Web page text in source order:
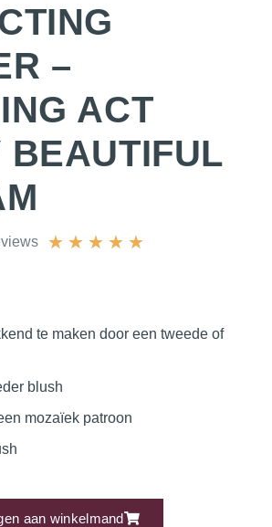
–
ACT
BEAUTIFUL
★ ★ ★ ★ ★
te maken door een tweede of
blush
mozaïek patroon
aan winkelmand